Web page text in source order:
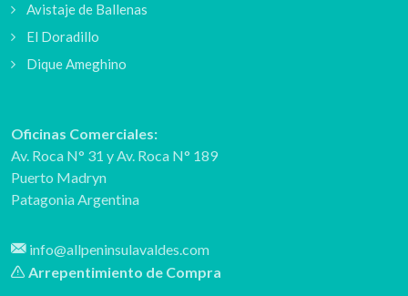
Avistaje de Ballenas
El Doradillo
Dique Ameghino
Oficinas Comerciales:
Av. Roca N° 31 yAv. Roca N° 189
Puerto Madryn
Patagonia Argentina
info@allpeninsulavaldes.com
Arrepentimiento de Compra